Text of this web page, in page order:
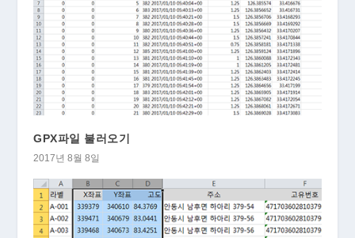
GPX파일 불러오기
2017년 8월 8일